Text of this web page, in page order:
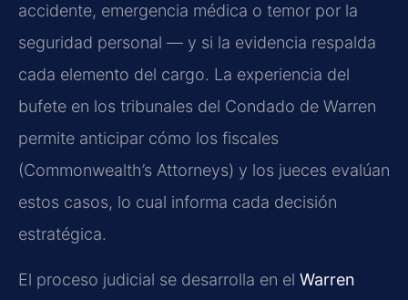
accidente, emergencia médica o temor por la
seguridad personal — y si la evidencia respalda
cada elemento del cargo. La experiencia del
bufete en los tribunales del Condado de Warren
permite anticipar cómo los fiscales
(Commonwealth’s Attorneys) y los jueces evalúan
estos casos, lo cual informa cada decisión
estratégica.
El proceso judicial se desarrolla en el Warren